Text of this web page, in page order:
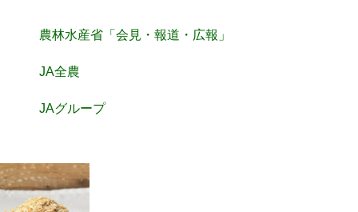
農林水産省「会見・報道・広報」
JA全農
JAグループ